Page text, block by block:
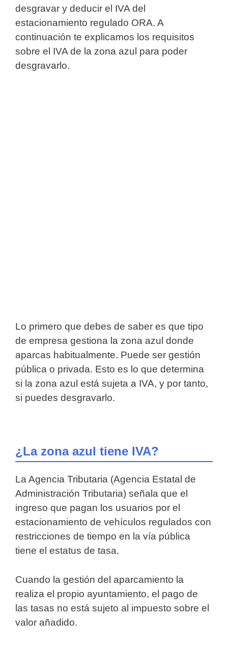
desgravar y deducir el IVA del
estacionamiento regulado ORA. A
continuación te explicamos los requisitos
sobre el IVA de la zona azul para poder
desgravarlo.
Lo primero que debes de saber es que tipo
de empresa gestiona la zona azul donde
aparcas habitualmente. Puede ser gestión
pública o privada. Esto es lo que determina
si la zona azul está sujeta a IVA, y por tanto,
si puedes desgravarlo.
¿La zona azul tiene IVA?
La Agencia Tributaria (Agencia Estatal de
Administración Tributaria) señala que el
ingreso que pagan los usuarios por el
estacionamiento de vehículos regulados con
restricciones de tiempo en la vía pública
tiene el estatus de tasa.
Cuando la gestión del aparcamiento la
realiza el propio ayuntamiento, el pago de
las tasas no está sujeto al impuesto sobre el
valor añadido.